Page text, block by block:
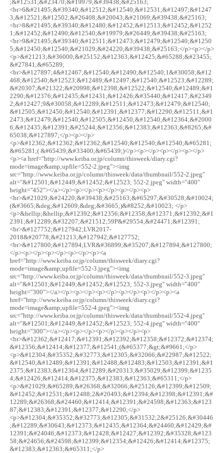
;&#12531;&#23470;&#19979;&#39438;&#25163;
<br>6&#21495;&#39340;&#12512;&#12540;&#12531;&#12497;&#1247
3;&#12521;&#12502;&#26408;&#20043;&#21069;&#39438;&#25163;
<br>8&#21495;&#39340;&#12480;&#12452;&#12513;&#12452;&#1252
1;&#12452;&#12490;&#12540;&#19979;&#26449;&#39438;&#25163;
<br>9&#21495;&#39340;&#12511;&#12473;&#12479;&#12540;&#1250
5;&#12450;&#12540;&#21029;&#24220;&#39438;&#25163;</p><p></p>
<p>&#21213;&#36000;&#25152;&#12363;&#12425;&#65288;&#23455;
&#27841;&#65289;
<br>&#127897;4&#12467;&#12540;&#12490;&#12540;1&#30058;&#12
468;&#12540;&#12523;&#12489;&#12497;&#12540;&#12523;&#12289;
&#20307;&#21322;&#20998;&#12398;&#12522;&#12540;&#12489;&#1
2290;&#12376;&#12435;&#12431;&#12426;&#35440;&#12417;&#2349
2;&#12427;9&#30058;&#12289;&#12511;&#12473;&#12479;&#12540;
&#12505;&#12450;&#12540;&#12391;&#12377;&#12290;&#12511;&#1
2473;&#12479;&#12540;&#12505;&#12450;&#12540;&#12364;&#2000
6;&#12435;&#12391;&#25244;&#12356;&#12383;&#12363;&#8265;&#
65038;&#127897;</p><p></p>
<p>&#12362;&#12362;&#12362;&#12540;&#12540;&#12540;&#65281;
&#65281;( &#65439;&#33400;&#65439;)</p><p></p><p></p><p></p>
<p><a href="http://www.keiba.or.jp/column/thisweek/diary.cgi?
mode=image&amp;upfile=552-2.jpeg"><img
src="http://www.keiba.or.jp/column/thisweek/data/thumbnail/552-2.jpeg"
alt="&#12501;&#12449;&#12452;&#12523; 552-2.jpeg" width="400"
height="452"></a></p><p></p><p></p><p></p><p>
<br>&#21029;&#24220;&#39438;&#25163;&#65297;&#30528;&#10024;
(&#3665;&deg;&#12609;&deg;&#3665;)&#8252;&#10023; </p>
<p>&hellip;&hellip;&#12392;&#12356;&#12358;&#12371;&#12392;&#1
2391;&#12289;&#32207;&#21512;59P&#29554;&#24471;&#12391;
<br>&#127752;&#127942;LVR2017-
2018&#20778;&#21213;&#127942;&#127752;
<br>&#127800;&#127894;LVR&#36899;&#35207;&#127894;&#127800;
</p><p></p><p></p><p></p><p><a
href="http://www.keiba.or.jp/column/thisweek/diary.cgi?
mode=image&amp;upfile=552-3.jpeg"><img
src="http://www.keiba.or.jp/column/thisweek/data/thumbnail/552-3.jpeg"
alt="&#12501;&#12449;&#12452;&#12523; 552-3.jpeg" width="400"
height="300"></a></p><p></p><p></p><p></p><p></p><p><a
href="http://www.keiba.or.jp/column/thisweek/diary.cgi?
mode=image&amp;upfile=552-4.jpeg"><img
src="http://www.keiba.or.jp/column/thisweek/data/thumbnail/552-4.jpeg"
alt="&#12501;&#12449;&#12452;&#12523; 552-4.jpeg" width="400"
height="300"></a></p><p></p><p></p><p></p><p>
<br>&#12362;&#12417;&#12391;&#12392;&#12358;&#12372;&#12374;
&#12356;&#12414;&#12377;&#12541;(&#65377;&gt;&#9661;</p>
<p>&#12304;&#35352;&#32773;&#12305;&#32066;&#22987;&#12522;
&#12540;&#12489;&#12391;&#12488;&#12483;&#12503;&#12391;&#1
2375;&#12383;&#12364;&#12289;&#20313;&#35029;&#12399;&#1235
4;&#12426;&#12414;&#12375;&#12383;&#12363;&#65311;</p>
<p>&#21029;&#65289;&#26368;&#32066;&#25126;&#12399;&#12509;
&#12452;&#12531;&#12488;2&#20493;&#12394;&#12398;&#12391;&#
12289;&#26368;&#24460;&#12414;&#12391;&#24598;&#12363;&#123
87;&#12383;&#12391;&#12377;&#12290;</p>
<p>&#12304;&#35352;&#32773;&#12305;&#31532;2&#25126;&#30446
;&#12289;&#30643;&#12373;&#12435;&#12364;&#24460;&#12429;&#
12391;&#24046;&#12373;&#12428;&#12427;&#12392;&#35328;&#123
58;&#24656;&#24598;&#12399;&#12354;&#12426;&#12414;&#12375;
&#12383;&#12363;&#65311;</p>